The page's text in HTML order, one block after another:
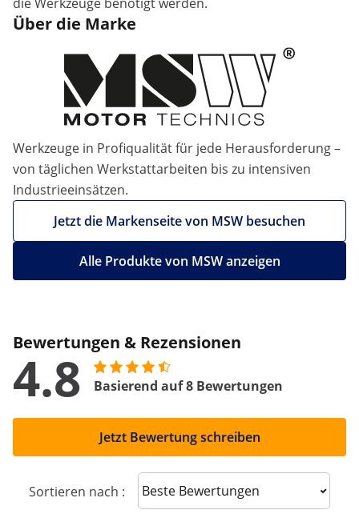
Über die Marke
Werkzeuge in Profiqualität für jede Herausforderung –
von täglichen Werkstattarbeiten bis zu intensiven
Industrieeinsätzen.
Jetzt die Markenseite von MSW besuchen
Alle Produkte von MSW anzeigen
Bewertungen & Rezensionen
4.8 Basierend auf 8 Bewertungen
Jetzt Bewertung schreiben
Sortieren nach : Sort reviews